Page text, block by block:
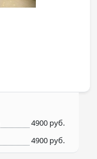
4900 руб.
4900 руб.